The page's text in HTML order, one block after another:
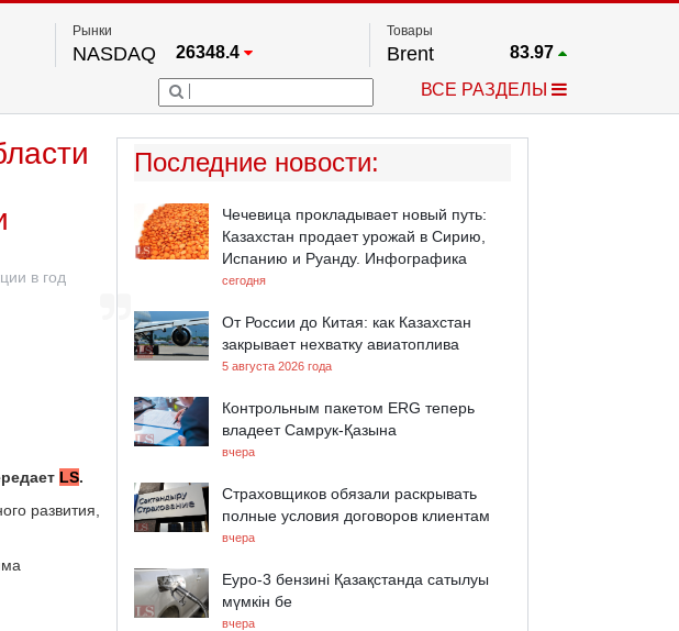
Рынки
NASDAQ 26348.4
FTSE 100 67.17
53885.1
S&P 500
24484.1
Товары
Brent 83.97
Платина
2.64
ВСЕ РАЗДЕЛЫ
в год
LS.
развития,
Последние новости:
Чечевица прокладывает новый путь:
Казахстан продает урожай в Сирию,
Испанию и Руанду. Инфографика
сегодня
От России до Китая: как Казахстан
закрывает нехватку авиатоплива
5 августа 2026 года
Контрольным пакетом ERG теперь
владеет Самрук-Қазына
вчера
Страховщиков обязали раскрывать
полные условия договоров клиентам
вчера
Еуро-3 бензині Қазақстанда сатылуы
мүмкін бе
вчера